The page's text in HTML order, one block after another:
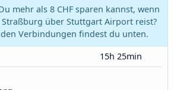
mehr als 8 CHF sparen kannst, wenn
Straßburg über Stuttgart Airport reist?
Verbindungen findest du unten.
15h 25min